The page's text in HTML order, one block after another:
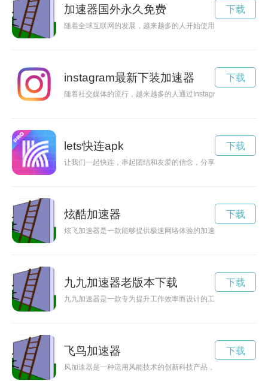
加速器国外永久免费
随着全球互联网的发展，越来越多的人开始使用加速器来解决
下载
instagram最新下装加速器
随着社交媒体的流行，越来越多的人通过Instagram展示他们的
下载
lets快连apk
让我们一起快连，串起团结和友爱的信念，分享快乐时光，共同
下载
炫酷加速器
炫飞加速器是一款能够提供极速网络体验的加速工具，让您在
下载
九九加速器老版本下载
九九加速器是一款专为提升工作效率而设计的工具，通过科技
下载
飞鸟加速器
风加速器是一种运用风能技术的创新科技产品，可以有效增加
下载